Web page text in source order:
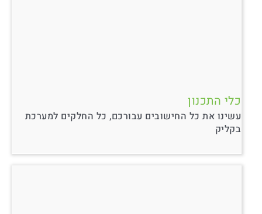
כלי התכנון
עשינו את כל החישובים עבורכם, כל החלקים למערכת
בקליק